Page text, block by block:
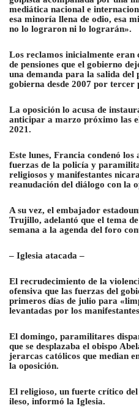
mediática nacional e
esa minoría llena de odio, esa
no lo lograron ni lo lograrán».
Los reclamos inicialmente
de pensiones que el gobierno
una demanda para la salida del
gobierna desde 2007 por tercer
La oposición lo acusa de
anticipar a marzo próximo las
2021.
Este lunes, Francia condenó
fuerzas de la policía y
religiosos y manifestantes
reanudación del diálogo con la
A su vez, el embajador
Trujillo, adelantó que el tema
semana a la agenda del foro
– Iglesia atacada –
El recrudecimiento de la
ofensiva que las fuerzas del
primeros días de julio para
levantadas por los
El domingo, paramilitares
que se desplazaba el obispo
jerarcas católicos que median
la oposición.
El religioso, un fuerte crítico
ileso, informó la Iglesia.